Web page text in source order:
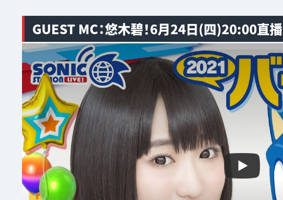
GUEST MC：悠木碧！6月24日(四)20:00直播